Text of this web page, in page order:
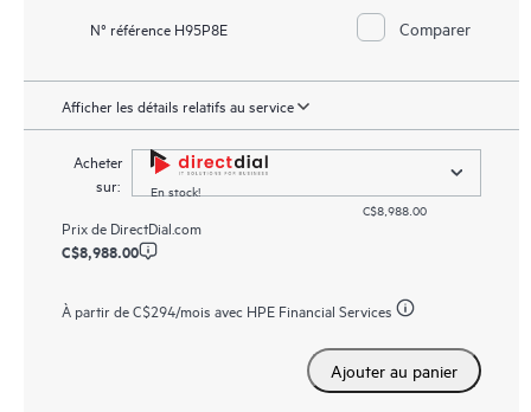
N° référence H95P8E Comparer
Afficher les détails relatifs au service
Acheter
sur:
En stock!
C$8,988.00
Prix de DirectDial.com
C$8,988.00
À partir deC$294/mois avec HPE Financial Services
Ajouter au panier